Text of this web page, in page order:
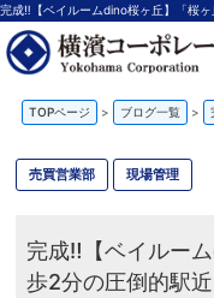
TOPページ > ブログ一覧 >
売買営業部 現場管理
完成‼【ベイルー
歩2分の圧倒的駅